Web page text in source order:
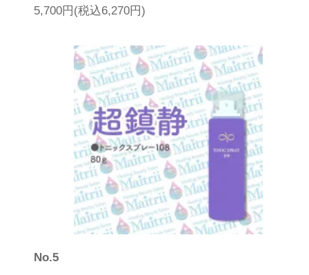
5,700円(税込6,270円)
No.5